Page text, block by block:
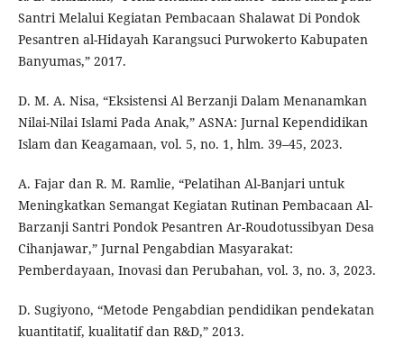
Santri Melalui Kegiatan Pembacaan Shalawat Di Pondok
Pesantren al-Hidayah Karangsuci Purwokerto Kabupaten
Banyumas,” 2017.
D. M. A. Nisa, “Eksistensi Al Berzanji Dalam Menanamkan
Nilai-Nilai Islami Pada Anak,” ASNA: Jurnal Kependidikan
Islam dan Keagamaan, vol. 5, no. 1, hlm. 39–45, 2023.
A. Fajar dan R. M. Ramlie, “Pelatihan Al-Banjari untuk
Meningkatkan Semangat Kegiatan Rutinan Pembacaan Al-
Barzanji Santri Pondok Pesantren Ar-Roudotussibyan Desa
Cihanjawar,” Jurnal Pengabdian Masyarakat:
Pemberdayaan, Inovasi dan Perubahan, vol. 3, no. 3, 2023.
D. Sugiyono, “Metode Pengabdian pendidikan pendekatan
kuantitatif, kualitatif dan R&D,” 2013.